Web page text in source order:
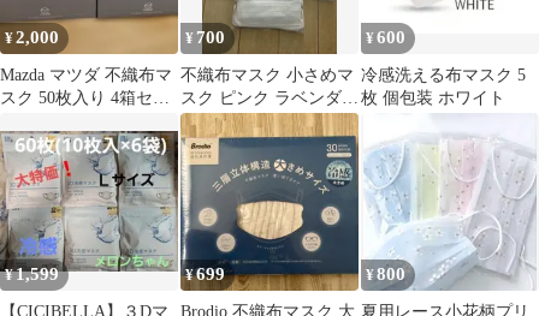
¥2,000
Mazda マツダ 不織布マ
スク 50枚入り 4箱セッ
¥ 700
不織布マスク 小さめマ
スク ピンク ラベンダー
10枚入り7点
¥600
冷感洗える布マスク 5
枚 個包装 ホワイト
¥1,599
【CICIBELLA】３Dマ
¥699
Brodio 不織布マスク 大
¥800
夏用レース小花柄プリ